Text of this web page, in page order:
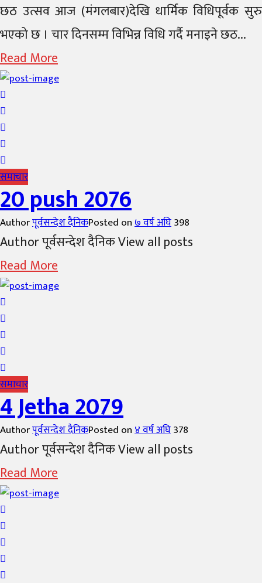
छठ उत्सव आज (मंगलबार)देखि धार्मिक विधिपूर्वक सुरु
भएको छ । चार दिनसम्म विभिन्न विधि गर्दै मनाइने छठ...
Read More
समाचार
20 push 2076
Authorपूर्वसन्देश दैनिकPosted on७ वर्ष अघि398
Author पूर्वसन्देश दैनिक View all posts
Read More
समाचार
4 Jetha 2079
Authorपूर्वसन्देश दैनिकPosted on४ वर्ष अघि378
Author पूर्वसन्देश दैनिक View all posts
Read More